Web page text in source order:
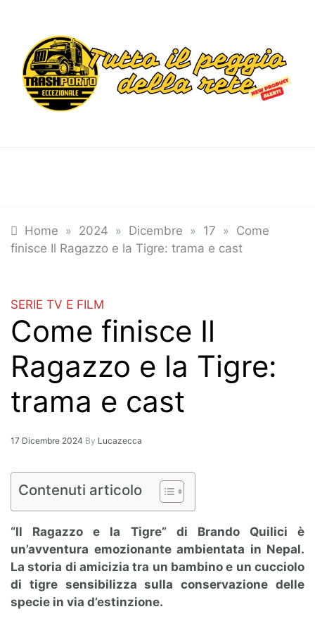
content
Home » 2024 » Dicembre » 17 » Come
finisce Il Ragazzo e la Tigre: trama e cast
SERIE TV E FILM
Come finisce Il
Ragazzo e la Tigre:
trama e cast
17 Dicembre 2024 By Lucazecca
Contenuti articolo
“Il Ragazzo e la Tigre” di Brando Quilici è
un’avventura emozionante ambientata in Nepal.
La storia di amicizia tra un bambino e un cucciolo
di tigre sensibilizza sulla conservazione delle
specie in via d’estinzione.